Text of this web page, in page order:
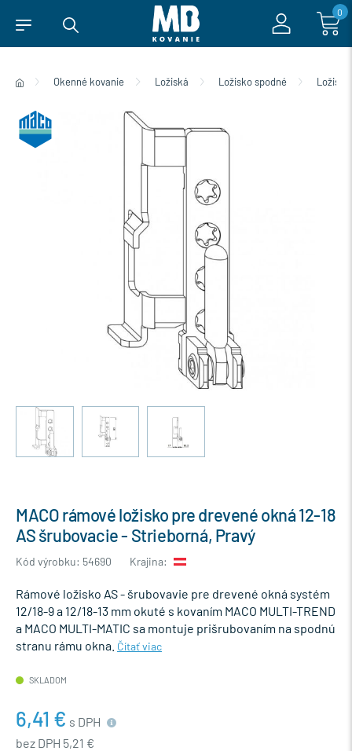
0
Okenné kovanie Ložiská Ložisko spodné
MACO rámové ložisko pre drevené okná 12-18
AS šrubovacie - Strieborná, Pravý
Kód výrobku: 54690 Krajina:
Rámové ložisko AS - šrubovavie pre drevené okná systém
12/18-9 a 12/18-13 mm okuté s kovaním MACO MULTI-TREND
a MACO MULTI-MATIC sa montuje prišrubovaním na spodnú
stranu rámu okna. Čítať viac
SKLADOM
6,41 € s DPH
bez DPH 5,21 €